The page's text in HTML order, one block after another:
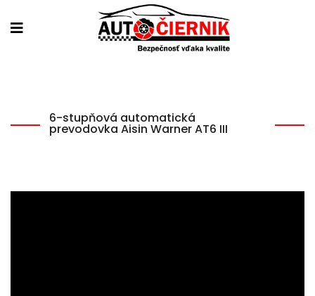
6-stupňová automatická
prevodovka Aisin Warner AT6 III